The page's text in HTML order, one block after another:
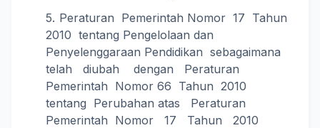
Peraturan Pemerintah Nomor 17 Tahun
2010 tentang Pengelolaan dan
Penyelenggaraan Pendidikan sebagaimana
telah diubah dengan Peraturan
Pemerintah Nomor 66 Tahun 2010
tentang Perubahan atas Peraturan
Pemerintah Nomor 17 Tahun 2010